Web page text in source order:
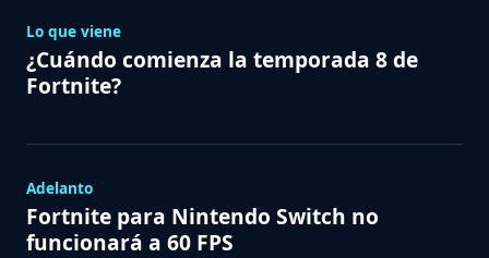
Lo que viene
¿Cuándo comienza la temporada 8 de
Fortnite?
Adelanto
Fortnite para Nintendo Switch no
funcionará a 60 FPS